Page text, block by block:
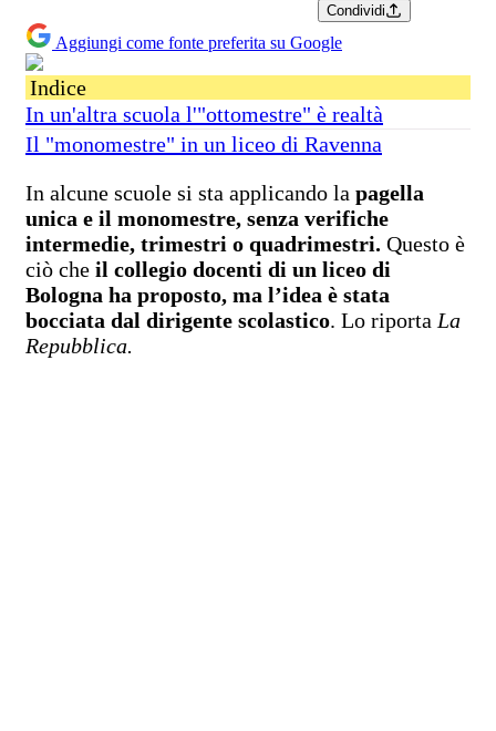
Condividi
Aggiungi come fonte preferita su Google
Indice
In un'altra scuola l'"ottomestre" è realtà
Il "monomestre" in un liceo di Ravenna
In alcune scuole si sta applicando la pagella
unica e il monomestre, senza verifiche
intermedie, trimestri o quadrimestri. Questo è
ciò che il collegio docenti di un liceo di
Bologna ha proposto, ma l’idea è stata
bocciata dal dirigente scolastico. Lo riporta La
Repubblica.